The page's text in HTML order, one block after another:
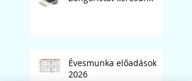
Évesmunka előadások
2026